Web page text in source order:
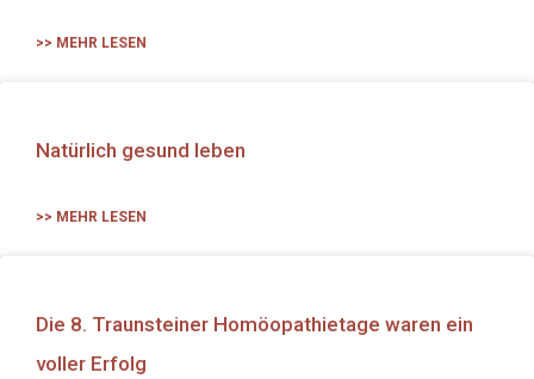
>> MEHR LESEN
Natürlich gesund leben
>> MEHR LESEN
Die 8. Traunsteiner Homöopathietage waren ein
voller Erfolg